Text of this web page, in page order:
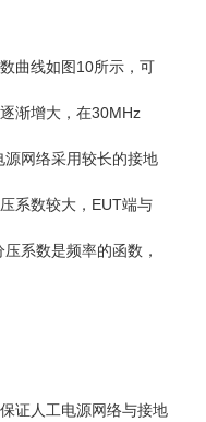
曲线如图10所示，可
渐增大，在30MHz
网络采用较长的接地
系数较大，EUT端与
系数是频率的函数，
证人工电源网络与接地